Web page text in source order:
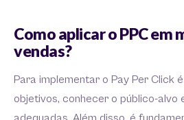
Como aplicar o PPC em
vendas?
Para implementar o Pay Per Click
objetivos, conhecer o público-